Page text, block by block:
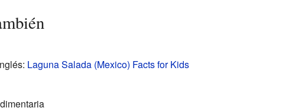
Laguna Salada (Mexico) Facts for Kids